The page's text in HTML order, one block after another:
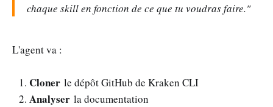
chaque skill en fonction de ce que tu voudras faire."
L'agent va :
Cloner le dépôt GitHub de Kraken CLI
Analyser la documentation